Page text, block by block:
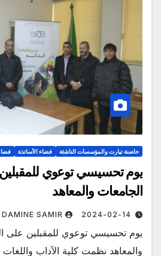
حاضنة تيارت والمؤسسات الناشئة فضاء الأساتذة
يوم تحسيسي توعوي
الجامعات والمعاهد
2024-02-14
DAMINE SAMIR
يوم تحسيسي توعوي للمقبلين على
والمعاهد نظمت كلية الآداب واللغات